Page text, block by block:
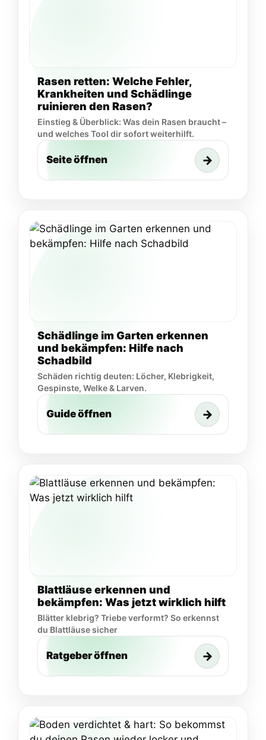
Rasen retten: Welche Fehler,
Krankheiten und Schädlinge
ruinieren den Rasen?
Einstieg & Überblick: Was dein Rasen braucht –
und welches Tool dir sofort weiterhilft.
Seite öffnen →
Schädlinge im Garten erkennen
und bekämpfen: Hilfe nach
Schadbild
Schäden richtig deuten: Löcher, Klebrigkeit,
Gespinste, Welke & Larven.
Guide öffnen →
Blattläuse erkennen und
bekämpfen: Was jetzt wirklich hilft
Blätter klebrig? Triebe verformt? So erkennst
du Blattläuse sicher
Ratgeber öffnen →